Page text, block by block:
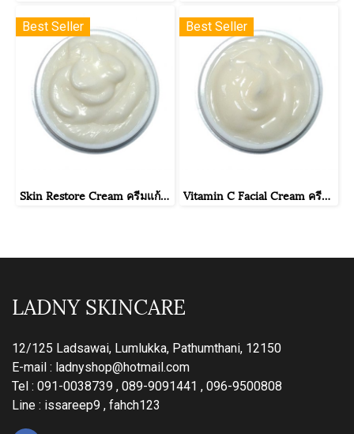
Best Seller
Skin Restore Cream ครีมแก้แพ้ปรับสภาพผิวแพ้ง่าย
Best Seller
Vitamin C Facial Cream ครีมวิตามินซีหน้าขาวใส
LADNY SKINCARE
12/125 Ladsawai, Lumlukka, Pathumthani, 12150
E-mail : ladnyshop@hotmail.com
Tel : 091-0038739 , 089-9091441 , 096-9500808
Line : issareep9 , fahch123